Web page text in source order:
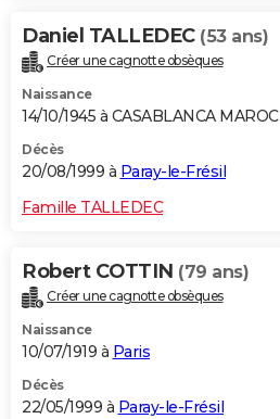
Daniel TALLEDEC (53 ans)
Créer une cagnotte obsèques
Naissance
14/10/1945 à CASABLANCA MAROC
Décès
20/08/1999 à Paray-le-Frésil
Famille TALLEDEC
Robert COTTIN (79 ans)
Créer une cagnotte obsèques
Naissance
10/07/1919 à Paris
Décès
22/05/1999 à Paray-le-Frésil